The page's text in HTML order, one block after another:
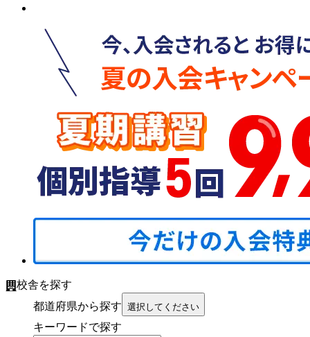
校舎を探す
都道府県から探す 選択してください
キーワードで探す